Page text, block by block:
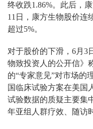
终收跌1.86%。此后，
11日，康方生物股价连
超过5%。
对于股价的下滑，6月3
物致投资人的公开信》
的“专家意见”对市场的
国临床试验方案在美国
试验数据的质疑主要集
年亚组人群疗效、随访